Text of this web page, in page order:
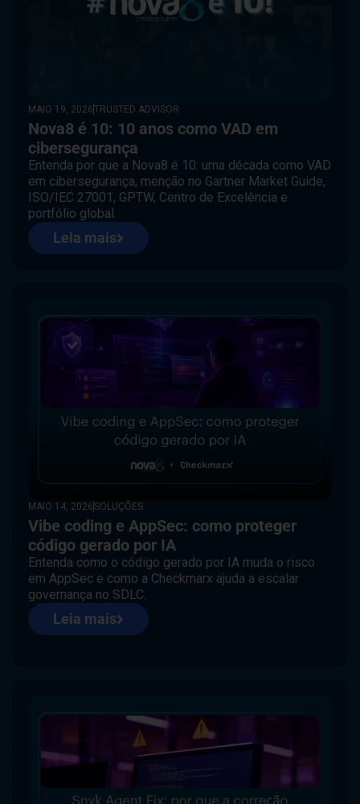
MAIO 19, 2026TRUSTED ADVISOR
Nova8 é 10: 10 anos como VAD em
cibersegurança
Entenda por que a Nova8 é 10: uma década como VAD
em cibersegurança, menção no Gartner Market Guide,
ISO/IEC 27001, GPTW, Centro de Excelência e
portfólio global.
Leia mais
MAIO 14, 2026 SOLUÇÕES
Vibe coding e AppSec: como proteger
código gerado por IA
Entenda como o código gerado por IA muda o risco
em AppSec e como a Checkmarx ajuda a escalar
governança no SDLC.
Leia mais